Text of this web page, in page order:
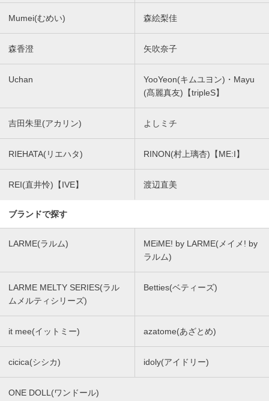
Mumei(むめい) 森絵梨佳
森香澄 矢吹奈子
Uchan
YooYeon(キムユヨン)・Mayu
(髙麗真友)【tripleS】
吉田朱里(アカリン) よしミチ
RIEHATA(リエハタ) RINON(村上璃杏)【ME:I】
REI(直井怜)【IVE】 渡辺直美
ブランドで探す
LARME(ラルム)
MEiME! by LARME(メイメ! by
ラルム)
LARME MELTY SERIES(ラル
ムメルティシリーズ)
Betties(ベティーズ)
it mee(イットミー) azatome(あざとめ)
cicica(シシカ) idoly(アイドリー)
ONE DOLL(ワンドール)